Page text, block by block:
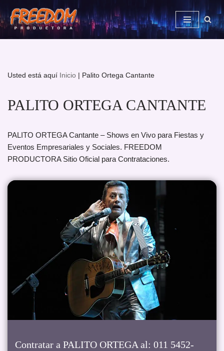
Saltar
al
Usted está aquí Inicio | Palito Ortega Cantante
PALITO ORTEGA CANTANTE
PALITO ORTEGA Cantante – Shows en Vivo para Fiestas y
Eventos Empresariales y Sociales. FREEDOM
PRODUCTORA Sitio Oficial para Contrataciones.
Contratar a PALITO ORTEGA al: 011 5452-